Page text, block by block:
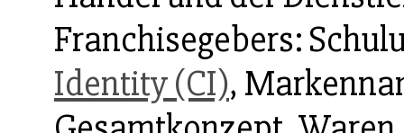
Franchisegebers:
Identity (CI),